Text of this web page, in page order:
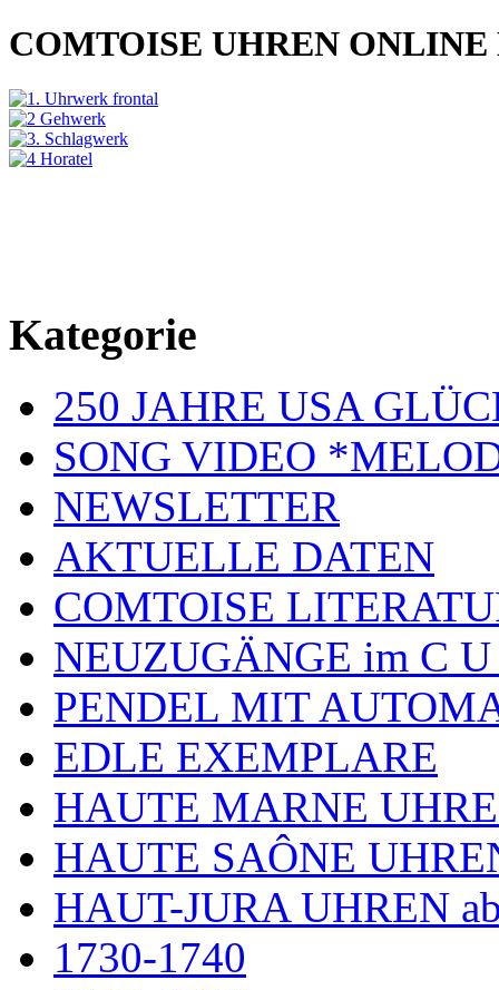
COMTOISE UHREN ONLINE
Kategorie
250 JAHRE USA
SONG VIDEO
NEWSLETTER
AKTUELLE DATEN
COMTOISE
NEUZUGÄNGE im C
PENDEL MIT
EDLE EXEMPLARE
HAUTE MARNE
HAUTE SAÔNE
HAUT-JURA UHREN
1730-1740